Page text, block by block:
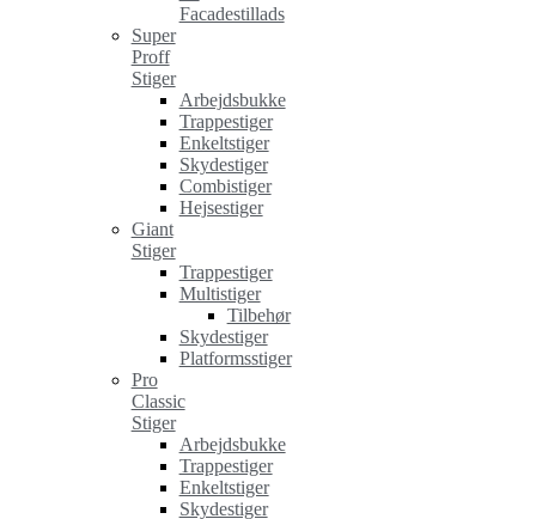
Facadestillads
Super
Proff
Stiger
Arbejdsbukke
Trappestiger
Enkeltstiger
Skydestiger
Combistiger
Hejsestiger
Giant
Stiger
Trappestiger
Multistiger
Tilbehør
Skydestiger
Platformsstiger
Pro
Classic
Stiger
Arbejdsbukke
Trappestiger
Enkeltstiger
Skydestiger